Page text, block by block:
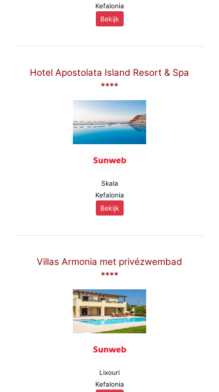
Kefalonia
Bekijk
Hotel Apostolata Island Resort & Spa
****
Skala
Kefalonia
Bekijk
Villas Armonia met privézwembad
****
Lixouri
Kefalonia